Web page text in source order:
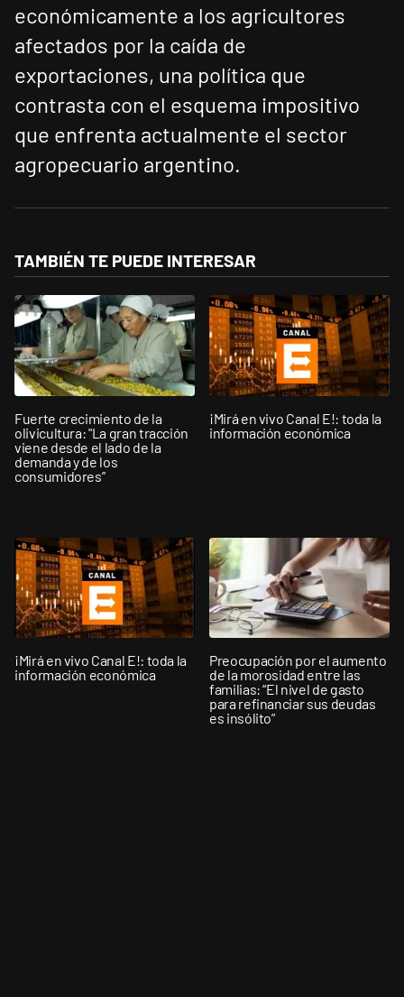
económicamente a los agricultores
afectados por la caída de
exportaciones, una política que
contrasta con el esquema impositivo
que enfrenta actualmente el sector
agropecuario argentino.
TAMBIÉN TE PUEDE INTERESAR
Fuerte crecimiento de la
olivicultura: "La gran tracción
viene desde el lado de la
demanda y de los
consumidores”
¡Mirá en vivo Canal E!: toda la
información económica
¡Mirá en vivo Canal E!: toda la
información económica
Preocupación por el aumento
de la morosidad entre las
familias: “El nivel de gasto
para refinanciar sus deudas
es insólito”